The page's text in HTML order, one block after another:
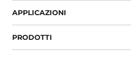
APPLICAZIONI
PRODOTTI